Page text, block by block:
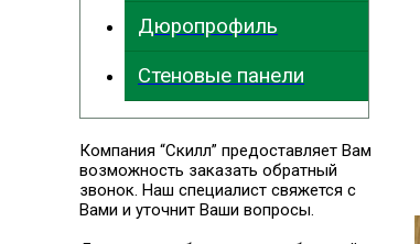
Дюропрофиль
Стеновые панели
Компания “Скилл” предоставляет Вам
возможность заказать обратный
звонок. Наш специалист свяжется с
Вами и уточнит Ваши вопросы.